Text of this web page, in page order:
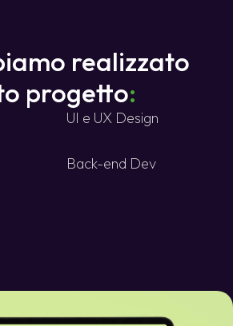
realizzato
progetto:
UI e UX Design
Back-end Dev